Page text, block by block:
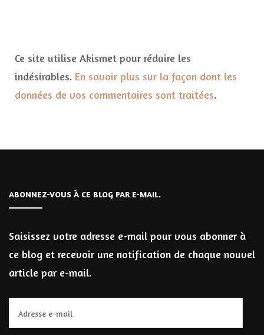
Ce site utilise Akismet pour réduire les
indésirables. En savoir plus sur la façon dont les
données de vos commentaires sont traitées.
ABONNEZ-VOUS À CE BLOG PAR E-MAIL.
Saisissez votre adresse e-mail pour vous abonner à
ce blog et recevoir une notification de chaque nouvel
article par e-mail.
e-